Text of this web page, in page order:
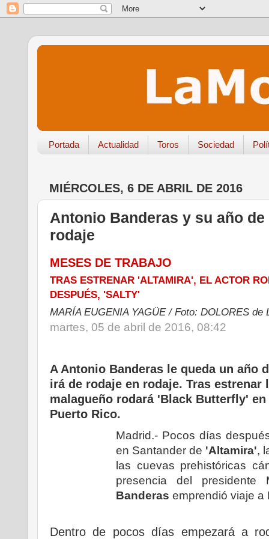
Portada Actualidad Toros Sociedad
MIÉRCOLES, 6 DE ABRIL DE 2016
Antonio Banderas y su año
rodaje
MESES DE TRABAJO
TRAS ESTRENAR 'ALTAMIRA', EL ACTOR
DESPUÉS, 'SALTY'
MARÍA EUGENIA YAGÜE / Foto: DOLORES de
martes, 05 de abril de 2016, 08:42
A Antonio Banderas le queda un año
irá de rodaje en rodaje. Tras
malagueño rodará 'Black Butterfly'
Puerto Rico.
Madrid.- Pocos días
en Santander de 'Altamira',
las cuevas prehistóricas
presencia del presidente
Banderas emprendió viaje a
Dentro de pocos días empezará a